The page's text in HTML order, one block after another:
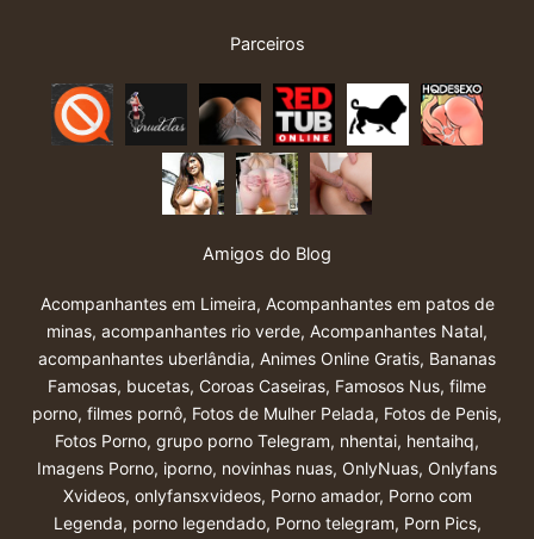
Parceiros
Amigos do Blog
Acompanhantes em Limeira, Acompanhantes em patos de
minas, acompanhantes rio verde, Acompanhantes Natal,
acompanhantes uberlândia, Animes Online Gratis, Bananas
Famosas, bucetas, Coroas Caseiras, Famosos Nus, filme
porno, filmes pornô, Fotos de Mulher Pelada, Fotos de Penis,
Fotos Porno, grupo porno Telegram, nhentai, hentaihq,
Imagens Porno, iporno, novinhas nuas, OnlyNuas, Onlyfans
Xvideos, onlyfansxvideos, Porno amador, Porno com
Legenda, porno legendado, Porno telegram, Porn Pics,